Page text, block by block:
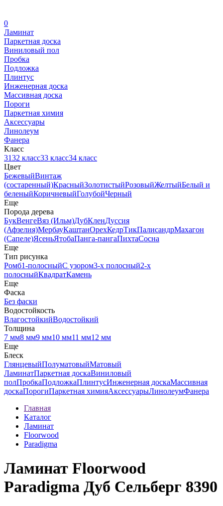
0
Ламинат
Паркетная доска
Виниловый пол
Пробка
Подложка
Плинтус
Инженерная доска
Массивная доска
Пороги
Паркетная химия
Аксессуары
Линолеум
Фанера
Класс
3132 класс33 класс34 класс
Цвет
БежевыйВинтаж
(состаренный)КрасныйЗолотистыйРозовыйЖелтыйБелый и
беленыйКоричневыйГолубойЧерный
Еще
Порода дерева
БукВенгеВяз (Ильм)ДубКленДуссия
(Афзелия)МербауКаштанОрехКедрТикПалисандрМахагон
(Сапеле)ЯсеньЯтобаПанга-пангаПихтаСосна
Еще
Тип рисунка
Ромб1-полосныйС узором3-х полосный2-х
полосныйКвадратКамень
Еще
Фаска
Без фаски
Водостойкость
ВлагостойкийВодостойкий
Толщина
7 мм8 мм9 мм10 мм11 мм12 мм
Еще
Блеск
ГлянцевыйПолуматовыйМатовый
ЛаминатПаркетная доскаВиниловый
полПробкаПодложкаПлинтусИнженерная доскаМассивная
доскаПорогиПаркетная химияАксессуарыЛинолеумФанера
Главная
Каталог
Ламинат
Floorwood
Paradigma
Ламинат Floorwood
Paradigma Дуб Сельберг 8390